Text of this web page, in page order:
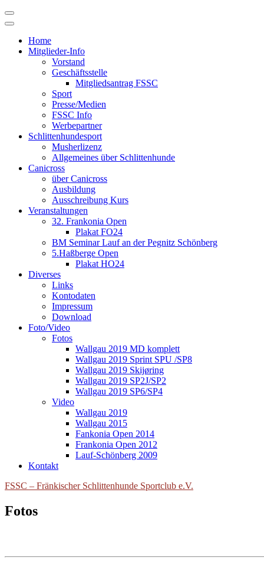
Skip
to
Home
Mitglieder-Info
Vorstand
Geschäftsstelle
Mitgliedsantrag FSSC
Sport
Presse/Medien
FSSC Info
Werbepartner
Schlittenhundesport
Musherlizenz
Allgemeines über Schlittenhunde
Canicross
über Canicross
Ausbildung
Ausschreibung Kurs
Veranstaltungen
32. Frankonia Open
Plakat FO24
BM Seminar Lauf an der Pegnitz Schönberg
5.Haßberge Open
Plakat HO24
Diverses
Links
Kontodaten
Impressum
Download
Foto/Video
Fotos
Wallgau 2019 MD komplett
Wallgau 2019 Sprint SPU /SP8
Wallgau 2019 Skijøring
Wallgau 2019 SP2J/SP2
Wallgau 2019 SP6/SP4
Video
Wallgau 2019
Wallgau 2015
Fankonia Open 2014
Frankonia Open 2012
Lauf-Schönberg 2009
Kontakt
FSSC – Fränkischer Schlittenhunde Sportclub e.V.
Fotos